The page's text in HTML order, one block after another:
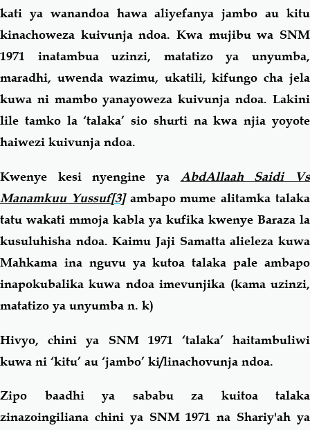
kati ya wanandoa hawa aliyefanya jambo au kitu
kinachoweza kuivunja ndoa. Kwa mujibu wa SNM
1971 inatambua uzinzi, matatizo ya unyumba,
maradhi, uwenda wazimu, ukatili, kifungo cha jela
kuwa ni mambo yanayoweza kuivunja ndoa. Lakini
lile tamko la ‘talaka’ sio shurti na kwa njia yoyote
haiwezi kuivunja ndoa.
Kwenye kesi nyengine ya AbdAllaah Saidi Vs
Manamkuu Yussuf[3]ambapo mume alitamka talaka
tatu wakati mmoja kabla ya kufika kwenye Baraza la
kusuluhisha ndoa. Kaimu Jaji Samatta alieleza kuwa
Mahkama ina nguvu ya kutoa talaka pale ambapo
inapokubalika kuwa ndoa imevunjika (kama uzinzi,
matatizo ya unyumba n. k)
Hivyo, chini ya SNM 1971 ‘talaka’ haitambuliwi
kuwa ni ‘kitu’ au ‘jambo’ ki/linachovunja ndoa.
Zipo baadhi ya sababu za kuitoa talaka
zinazoingiliana chini ya SNM 1971 na Shariy'ah ya